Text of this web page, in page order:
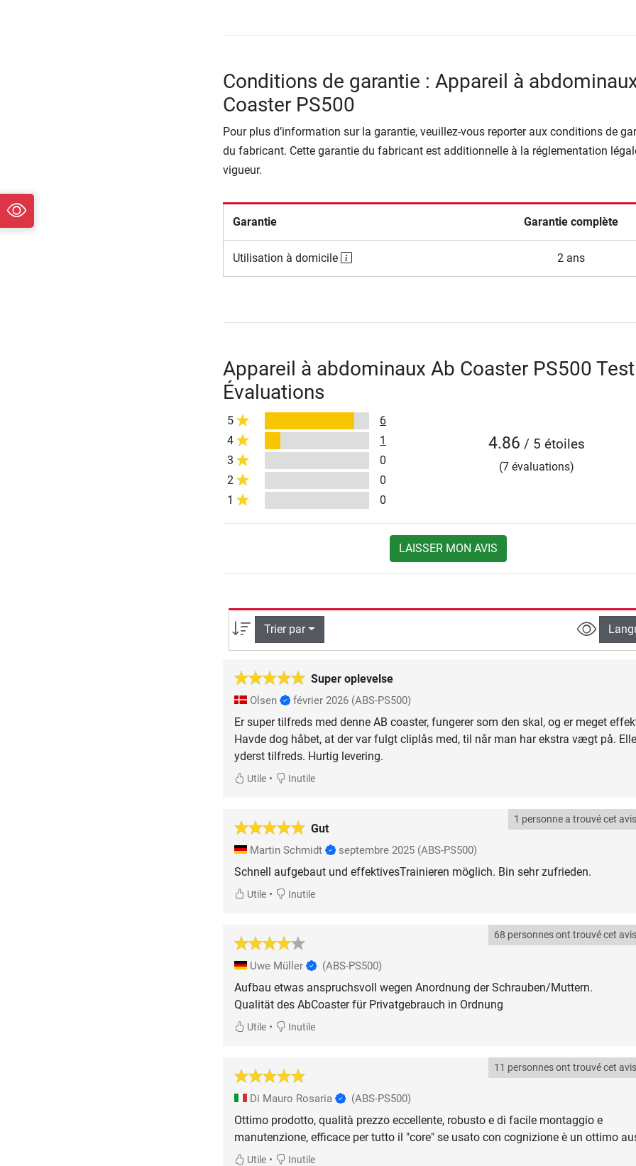
Conditions de garantie : Appareil à
Coaster PS500
Pour plus d’information sur la garantie, veuillez-vous reporter aux conditions de
du fabricant. Cette garantie du fabricant est additionnelle à la réglementation
vigueur.
Garantie Garantie complète
Utilisation à domicile 2 ans
Appareil à abdominaux Ab Coaster PS500
Évaluations
5
6
4
1
3
0
2
0
1
0
4.86 / 5 étoiles
(7 évaluations)
LAISSER MON AVIS
Trier par
Super oplevelse
Olsen février 2026 (ABS-PS500)
Er super tilfreds med denne AB coaster, fungerer som den skal, og er meget
Havde dog håbet, at der var fulgt cliplås med, til når man har ekstra vægt på.
yderst tilfreds. Hurtig levering.
Utile• Inutile
Gut
1 personne a trouvé cet
Martin Schmidt septembre 2025 (ABS-PS500)
Schnell aufgebaut und effektivesTrainieren möglich. Bin sehr zufrieden.
Utile• Inutile
68 personnes ont trouvé cet
Uwe Müller (ABS-PS500)
Aufbau etwas anspruchsvoll wegen Anordnung der Schrauben/Muttern.
Qualität des AbCoaster für Privatgebrauch in Ordnung
Utile• Inutile
11 personnes ont trouvé cet
Di Mauro Rosaria (ABS-PS500)
Ottimo prodotto, qualità prezzo eccellente, robusto e di facile montaggio e
manutenzione, efficace per tutto il "core" se usato con cognizione è un ottimo
Utile• Inutile